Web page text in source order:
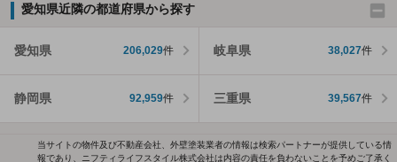
愛知県近隣の都道府県から探す
愛知県 206,029件 岐阜県 38,027件
静岡県 92,959件 三重県 39,567件
当サイトの物件及び不動産会社、外壁塗装業者の情報は検索パートナーが提供している情
報であり、ニフティライフスタイル株式会社は内容の責任を負わないことを予めご了承く